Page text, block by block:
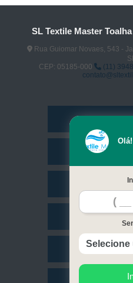
SL Textile Master
Rua Guiomar Novaes, 543 -
CEP: 05185-000
(11)